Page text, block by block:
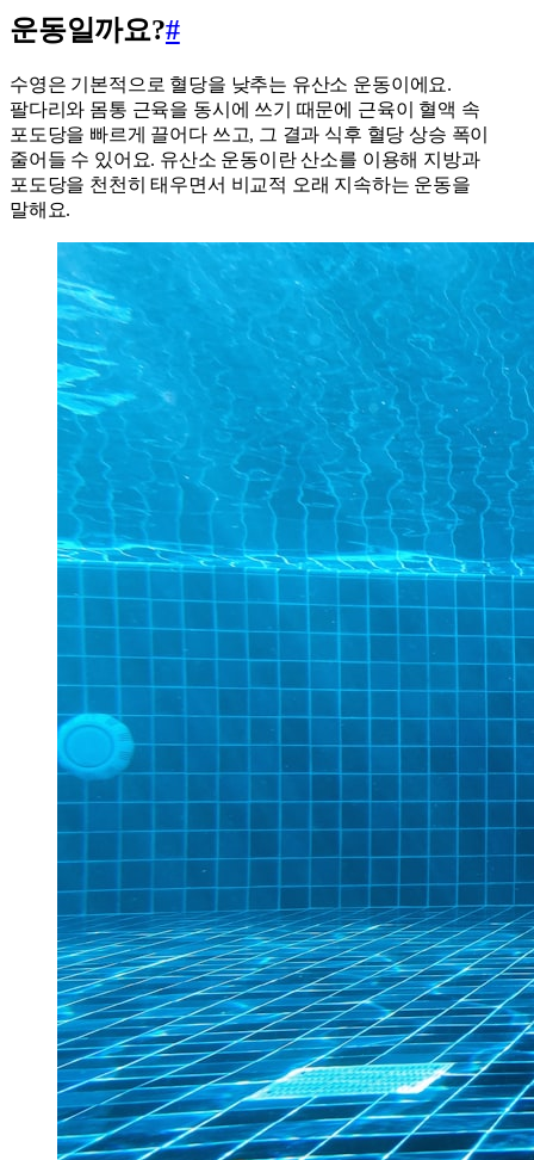
운동일까요?#
수영은 기본적으로 혈당을 낮추는 유산소 운동이에요.
팔다리와 몸통 근육을 동시에 쓰기 때문에 근육이 혈액 속
포도당을 빠르게 끌어다 쓰고, 그 결과 식후 혈당 상승 폭이
줄어들 수 있어요. 유산소 운동이란 산소를 이용해 지방과
포도당을 천천히 태우면서 비교적 오래 지속하는 운동을
말해요.